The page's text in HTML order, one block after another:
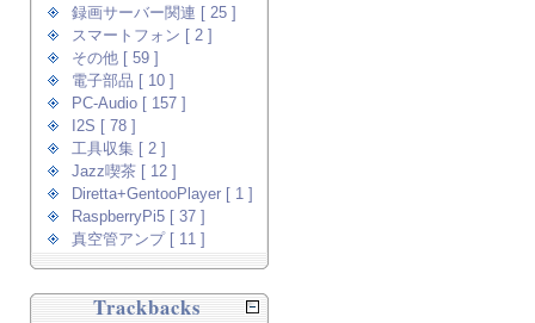
録画サーバー関連 [ 25 ]
スマートフォン [ 2 ]
その他 [ 59 ]
電子部品 [ 10 ]
PC-Audio [ 157 ]
I2S [ 78 ]
工具収集 [ 2 ]
Jazz喫茶 [ 12 ]
Diretta+GentooPlayer [ 1 ]
RaspberryPi5 [ 37 ]
真空管アンプ [ 11 ]
Trackbacks